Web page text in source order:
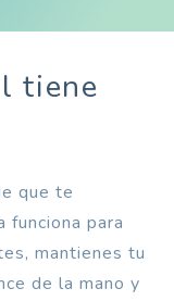
tiene
que te
funciona para
mantienes tu
de la mano y